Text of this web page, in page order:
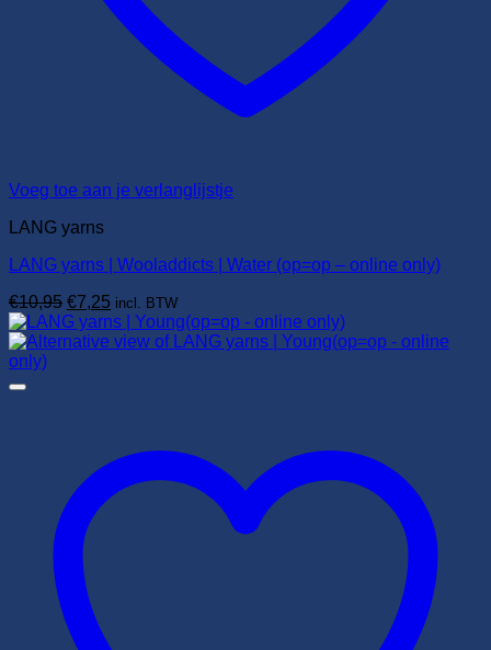
Voeg toe aan je verlanglijstje
LANG yarns
LANG yarns | Wooladdicts | Water (op=op – online only)
€10,95 Oorspronkelijke
prijs
was:
€7,25 Huidige
prijs
is:
incl. BTW